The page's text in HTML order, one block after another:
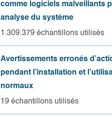
comme logiciels malveillants
analyse du système
1.309.379 échantillons utilisés
Avertissements erronés
pendant l’installation et
normaux
19 échantillons utilisés